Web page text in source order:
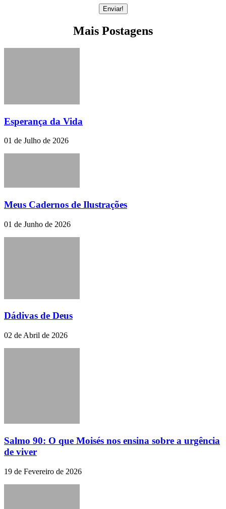
Mais Postagens
Esperança da Vida
01 de Julho de 2026
Meus Cadernos de Ilustrações
01 de Junho de 2026
Dádivas de Deus
02 de Abril de 2026
Salmo 90: O que Moisés nos ensina sobre a urgência
de viver
19 de Fevereiro de 2026